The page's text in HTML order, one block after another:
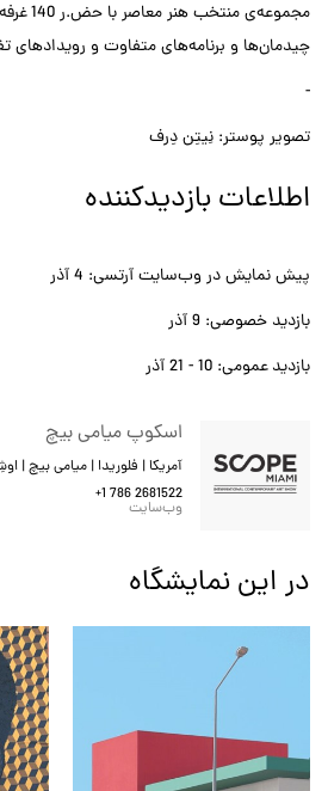
مجموعه‌ی
چیدمان‌ها و برنامه‌های متفاوت و رویدادهای
-
تصویر پوستر: نِیتِن دِرف
اطلاعات بازدیدکننده
پیش نمایش در وب‌سایت آرتسی: 4 آذر
بازدید خصوصی: 9 آذر
بازدید عمومی: 10 - 21 آذر
اسکوپ میامی بیچ
آمریکا | فلوریدا | میامی بیچ |
+1 786 2681522
وب‌سایت
در این نمایشگاه